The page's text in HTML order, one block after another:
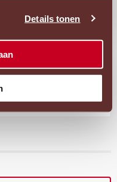
Details tonen